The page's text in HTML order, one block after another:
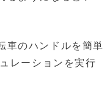
車のハンドルを簡単
レーションを実行